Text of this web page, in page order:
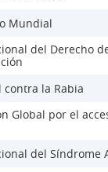
Mundial
del Derecho
la Rabia
Global por el
del Síndrome